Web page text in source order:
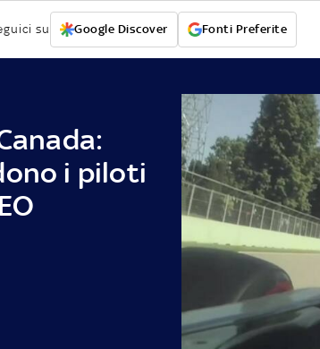
su Google Discover Fonti Preferite
i piloti